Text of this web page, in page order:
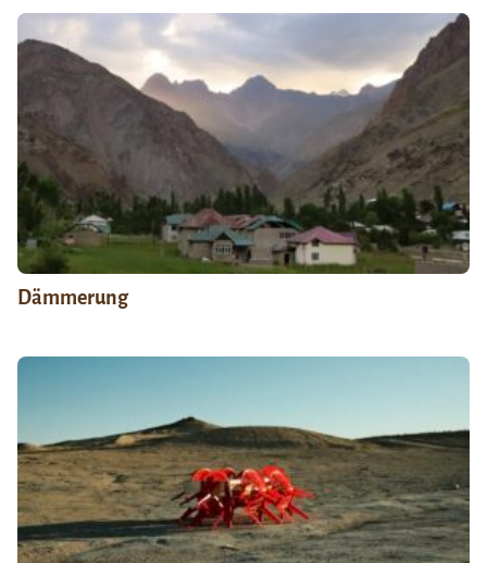
Dämmerung